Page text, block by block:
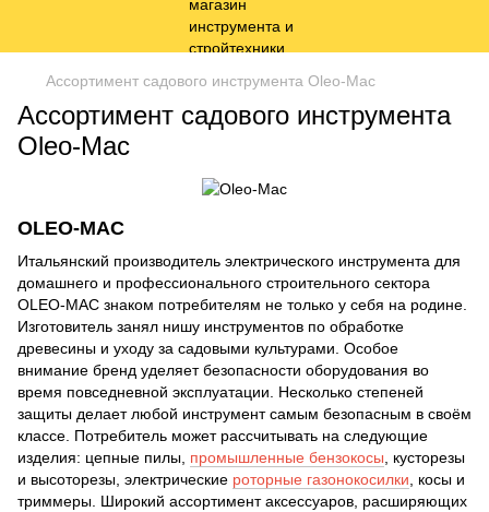
Ассортимент садового инструмента Oleo-Mac
Ассортимент садового инструмента
Oleo-Mac
OLEO-MAC
Итальянский производитель электрического инструмента для
домашнего и профессионального строительного сектора
OLEO-MAC знаком потребителям не только у себя на родине.
Изготовитель занял нишу инструментов по обработке
древесины и уходу за садовыми культурами. Особое
внимание бренд уделяет безопасности оборудования во
время повседневной эксплуатации. Несколько степеней
защиты делает любой инструмент самым безопасным в своём
классе. Потребитель может рассчитывать на следующие
изделия: цепные пилы, промышленные бензокосы , кусторезы
и высоторезы, электрические роторные газонокосилки , косы и
триммеры. Широкий ассортимент аксессуаров, расширяющих